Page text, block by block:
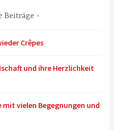
Beiträge
Crêpes
und ihre Herzlichkeit
mit vielen Begegnungen und